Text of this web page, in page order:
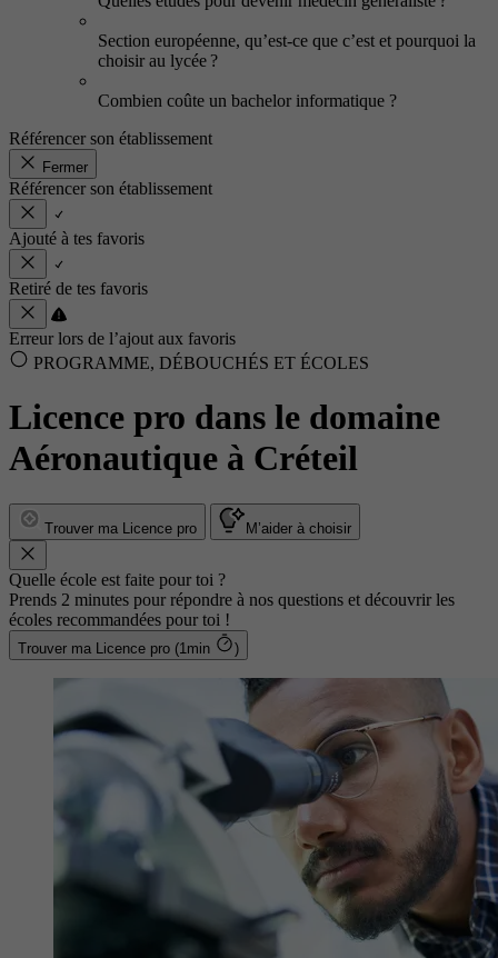
Section européenne, qu’est-ce que c’est et pourquoi la
choisir au lycée ?
Combien coûte un bachelor informatique ?
Référencer son établissement
Fermer
Référencer son établissement
Ajouté à tes favoris
Retiré de tes favoris
Erreur lors de l’ajout aux favoris
PROGRAMME, DÉBOUCHÉS ET ÉCOLES
Licence pro dans le domaine
Aéronautique à Créteil
Trouver ma Licence pro M’aider à choisir
Quelle école est faite pour toi ?
Prends 2 minutes pour répondre à nos questions et découvrir les
écoles recommandées pour toi !
Trouver ma Licence pro (1min )